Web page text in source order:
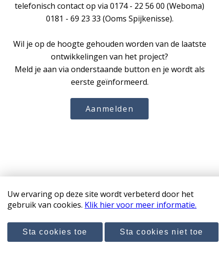
Uw ervaring op deze site wordt verbeterd door het
gebruik van cookies. Klik hier voor meer informatie.
Sta cookies toe Sta cookies niet toe
telefonisch contact op via 0174 - 22 56 00 (Weboma)
0181 - 69 23 33 (Ooms Spijkenisse).
Wil je op de hoogte gehouden worden van de laatste
ontwikkelingen van het project?
Meld je aan via onderstaande button en je wordt als
eerste geïnformeerd.
Aanmelden
Copyright 2026 WaltersPark
Disclaimer & privacyverklaring
Door: Nieuwbouw Studio